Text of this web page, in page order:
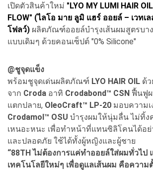
เปิดตัวสินค้าใหม่ "LYO MY LUMI HAIR
FLOW" (ไลโอ มาย ลูมิ แฮร์ ออยล์ – เวทเล
โฟลว์) ผลิตภัณฑ์ออยล์บำรุงเส้นผมสูตรบา
แบบเดิมๆ ด้วยคอนเซ็ปต์ "0% Silicone"
@ชูจุดแข็ง
พร้อมชูจุดเด่นผลิตภัณฑ์ LYO HAIR OIL ด้
จาก Croda อาทิ Crodabond™ CSN ฟื้นฟูผ
แตกปลาย, OleoCraft™ LP-20 มอบความเ
Crodamol™ OSU บำรุงผมให้นุ่มลื่น ไม่ทิ้ง
เหนอะหนะ เพื่อทำหน้าที่แทนซิลิโคนได้อ
และปลอดภัย ใช้ได้ทั้งผู้หญิงและผู้ชาย
“88TH ไม่ต้องการแค่ทำออยล์ใส่ผมทั่วไป
เทคโนโลยีใหม่ๆ เพื่อดูแลเส้นผม คือความ